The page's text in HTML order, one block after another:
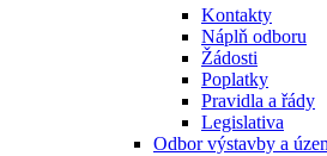
Kontakty
Náplň odboru
Žádosti
Poplatky
Pravidla a řády
Legislativa
Odbor výstavby a